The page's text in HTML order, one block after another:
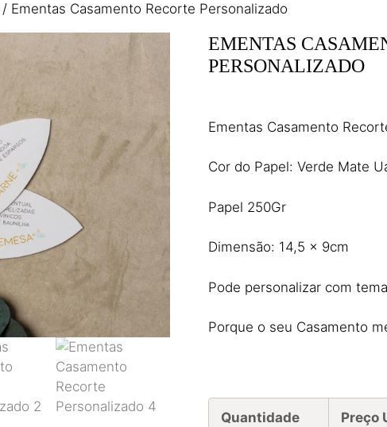
/ Ementas Casamento Recorte Personalizado
EMENTAS
PERSONALIZADO
Ementas Casamento
Cor do Papel: Verde Mate
Papel 250Gr
Dimensão: 14,5 x 9cm
Pode personalizar com
Porque o seu Casamento
Quantidade Preço